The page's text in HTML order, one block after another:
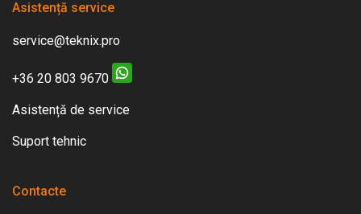
Asistență service
service@teknix.pro
+36 20 803 9670
Asistență de service
Suport tehnic
Contacte